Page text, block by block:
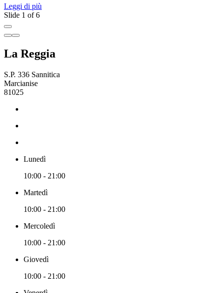
Leggi di più
Slide 1 of 6
La Reggia
S.P. 336 Sannitica
Marcianise
81025
Lunedì
10:00 - 21:00
Martedì
10:00 - 21:00
Mercoledì
10:00 - 21:00
Giovedì
10:00 - 21:00